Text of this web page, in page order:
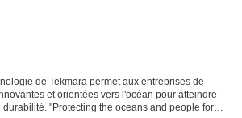
de Tekmara permet aux entreprises de
et orientées vers l'océan pour atteindre
durabilité. "Protecting the oceans and people for